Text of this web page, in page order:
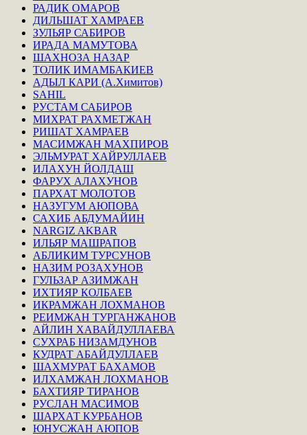
РАДИК ОМАРОВ
ДИЛЬШАТ ХАМРАЕВ
ЗУЛЬЯР САБИРОВ
ИРАДА МАМУТОВА
ШАХНОЗА НАЗАР
ТОЛИК ИМАМБАКИЕВ
АДЫЛ КАРИ (А.Химитов)
SAHIL
РУСТАМ САБИРОВ
МИХРАТ РАХМЕТЖАН
РИШАТ ХАМРАЕВ
МАСИМЖАН МАХПИРОВ
ЭЛЬМУРАТ ХАЙРУЛЛАЕВ
ИЛАХУН ЙОЛДАШ
ФАРУХ АЛАХУНОВ
ПАРХАТ МОЛОТОВ
НАЗУГУМ АЮПОВА
САХИБ АБДУМАЙИН
NARGIZ AKBAR
ИЛЬЯР МАШРАПОВ
АБЛИКИМ ТУРСУНОВ
НАЗИМ РОЗАХУНОВ
ГУЛЬЗАР АЗИМЖАН
ИХТИЯР КОЛБАЕВ
ИКРАМЖАН ЛОХМАНОВ
РЕИМЖАН ТУРГАНЖАНОВ
АЙЛИН ХАВАЙДУЛЛАЕВА
СУХРАБ НИЗАМДУНОВ
КУДРАТ АБАЙДУЛЛАЕВ
ШАХМУРАТ БАХАМОВ
ИЛХАМЖАН ЛОХМАНОВ
БАХТИЯР ТИРАНОВ
РУСЛАН МАСИМОВ
ШАРХАТ КУРБАНОВ
ЮНУСЖАН АЮПОВ